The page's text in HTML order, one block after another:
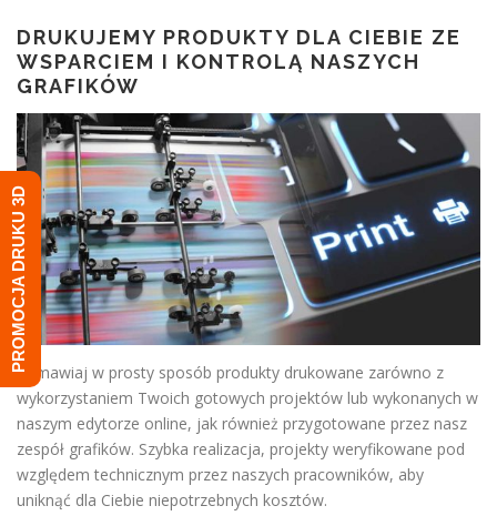
DRUKUJEMY PRODUKTY DLA CIEBIE ZE
WSPARCIEM I KONTROLĄ NASZYCH
GRAFIKÓW
Zamawiaj w prosty sposób produkty drukowane zarówno z
wykorzystaniem Twoich gotowych projektów lub wykonanych w
naszym edytorze online, jak również przygotowane przez nasz
zespół grafików. Szybka realizacja, projekty weryfikowane pod
względem technicznym przez naszych pracowników, aby
uniknąć dla Ciebie niepotrzebnych kosztów.
PROMOCJA DRUKU 3D